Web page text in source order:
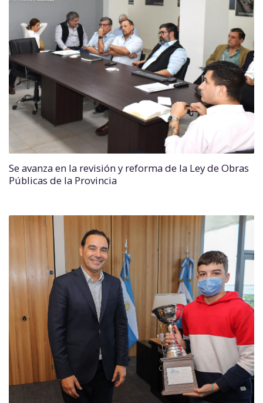
Se avanza en la revisión y reforma de la Ley de Obras
Públicas de la Provincia